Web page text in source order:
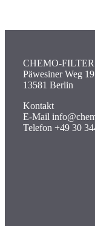
CHEMO-
Päwesiner Weg 19
13581 Berlin
Kontakt
E-Mail
Telefon +49 30